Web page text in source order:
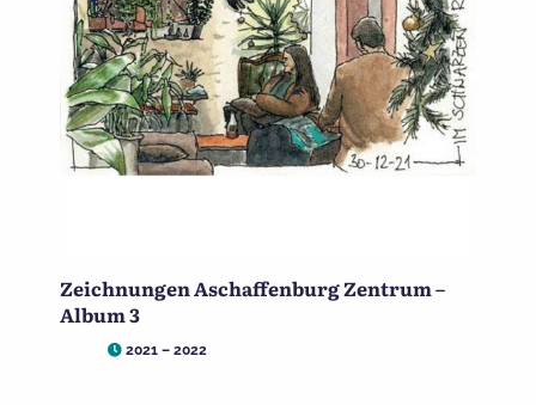
Zeichnungen Aschaffenburg Zentrum –
Album 3
2021 – 2022